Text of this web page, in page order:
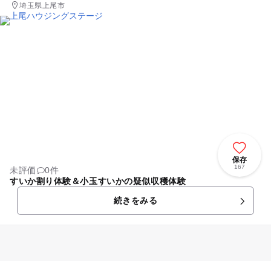
埼玉県上尾市
保存
167
未評価
0件
すいか割り体験＆小玉すいかの疑似収穫体験
続きをみる